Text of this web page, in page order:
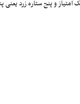
و پنج ستاره زرد یعنی